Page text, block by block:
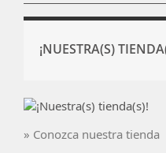
¡NUESTRA(S)
» Conozca nuestra tienda